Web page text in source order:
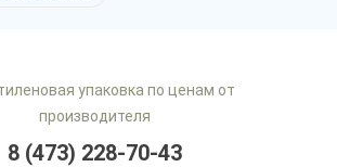
упаковка по ценам от
производителя
8 (473) 228-70-43